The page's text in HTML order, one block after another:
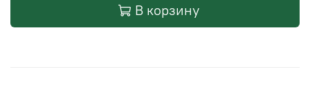
В корзину